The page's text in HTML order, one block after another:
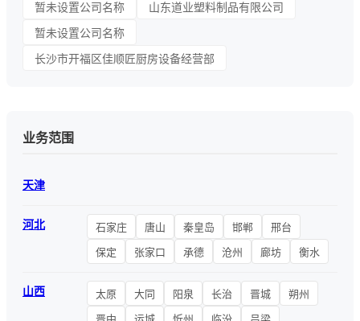
暂未设置公司名称 山东道业塑料制品有限公司
暂未设置公司名称
长沙市开福区佳顺匠厨房设备经营部
业务范围
天津
河北 石家庄 唐山 秦皇岛 邯郸 邢台
保定 张家口 承德 沧州 廊坊 衡水
山西 太原 大同 阳泉 长治 晋城 朔州